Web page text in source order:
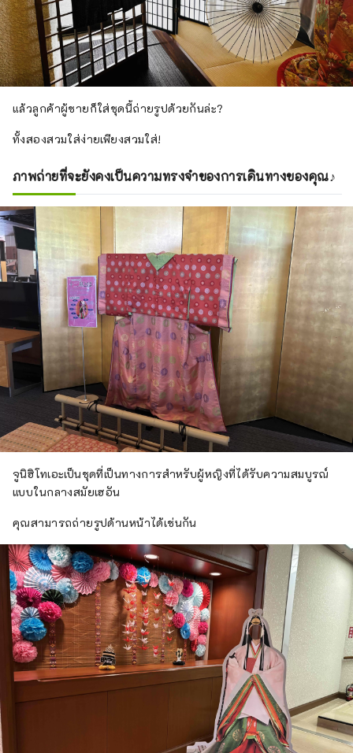
แล้วลูกค้าผู้ชายก็ใส่ชุดนี้ถ่ายรูปด้วยกันล่ะ?
ทั้งสองสวมใส่ง่ายเพียงสวมใส่!
ภาพถ่ายที่จะยังคงเป็นความทรงจำของการเดินทางของคุณ♪
จูนิฮิโทเอะเป็นชุดที่เป็นทางการสำหรับผู้หญิงที่ได้รับความสมบูรณ์
แบบในกลางสมัยเฮอัน
คุณสามารถถ่ายรูปด้านหน้าได้เช่นกัน